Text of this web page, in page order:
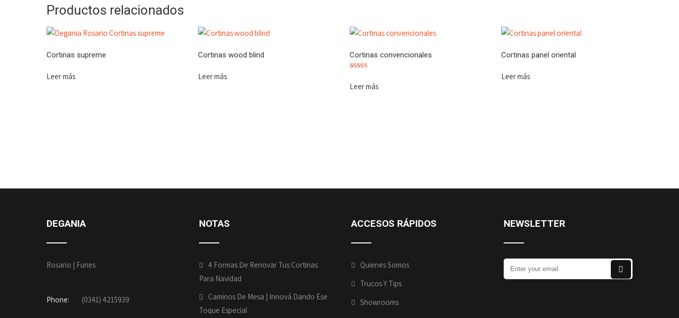
Productos relacionados
Cortinas supreme
Leer más
Cortinas wood blind
Leer más
Cortinas convencionales
4.60
Leer más
Cortinas panel oriental
Leer más
DEGANIA
Rosario | Funes
Phone: (0341) 4215939
NOTAS
4 Formas De Renovar Tus Cortinas
Para Navidad
Caminos De Mesa | Innová Dando Ese
Toque Especial
ACCESOS RÁPIDOS
Quienes Somos
Trucos Y Tips
Showrooms
NEWSLETTER